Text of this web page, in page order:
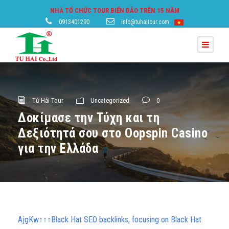
NHÀ TỔ CHỨC TOUR BIỂN ĐẢO TRÊN 15 NĂM
0913401290 info@tuhaitour.com
Tứ Hải Tour Uncategorized 0
Δοκίμασε την Τύχη και τη
Δεξιότητά σου στο Oopspin Casino
για την Ελλάδα
AjgKw↑↑↑Black Hat SEO backlinks, focusing on Black Hat